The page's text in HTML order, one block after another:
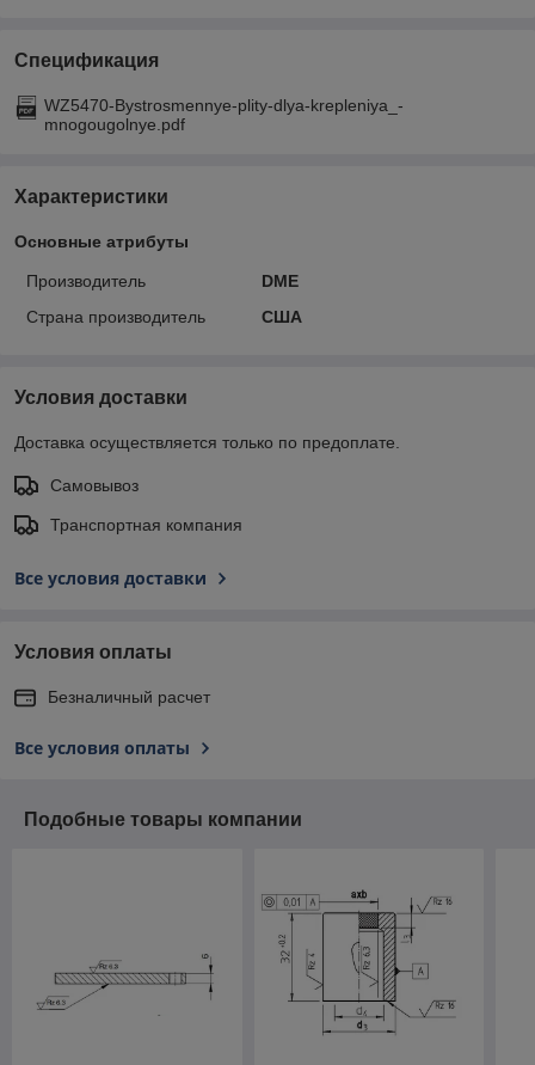
Спецификация
WZ5470-Bystrosmennye-plity-dlya-krepleniya_-
mnogougolnye.pdf
Характеристики
Основные атрибуты
Производитель
DME
Страна производитель
США
Условия доставки
Доставка осуществляется только по предоплате.
Самовывоз
Транспортная компания
Все условия доставки
Условия оплаты
Безналичный расчет
Все условия оплаты
Подобные товары компании